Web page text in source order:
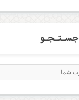
جسـتـجـو